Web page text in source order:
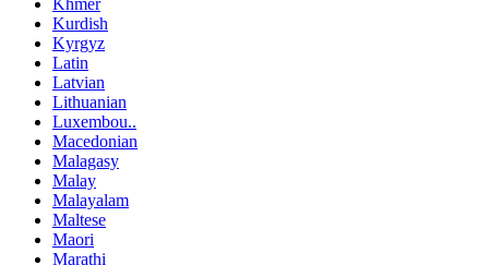
Khmer
Kurdish
Kyrgyz
Latin
Latvian
Lithuanian
Luxembou..
Macedonian
Malagasy
Malay
Malayalam
Maltese
Maori
Marathi